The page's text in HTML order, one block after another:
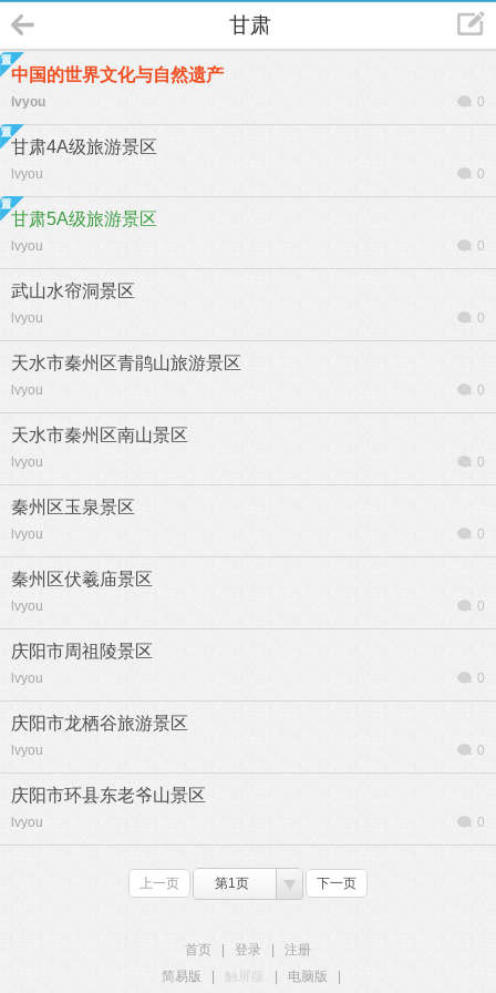
甘肃
中国的世界文化与自然遗产
lvyou 0
甘肃4A级旅游景区
lvyou 0
甘肃5A级旅游景区
lvyou 0
武山水帘洞景区
lvyou 0
天水市秦州区青鹃山旅游景区
lvyou 0
天水市秦州区南山景区
lvyou 0
秦州区玉泉景区
lvyou 0
秦州区伏羲庙景区
lvyou 0
庆阳市周祖陵景区
lvyou 0
庆阳市龙栖谷旅游景区
lvyou 0
庆阳市环县东老爷山景区
lvyou 0
上一页 第1页 下一页
首页 登录
注册
简易版
触屏版 电脑版